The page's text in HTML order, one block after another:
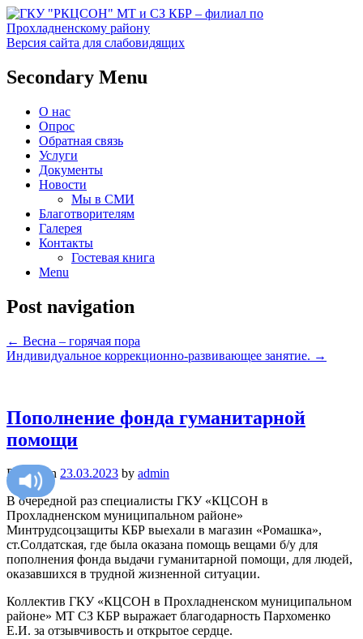
ГКУ "РКЦСОН" МТ и СЗ
КБР – филиал по
Прохладненскому району
Прохладненском районе
Версия сайта для слабовидящих
Secondary Menu
О нас
Опрос
Обратная связь
Услуги
Документы
Новости
Мы в СМИ
Благотворителям
Галерея
Контакты
Гостевая книга
Menu
Post navigation
← Весна – горячая пора
Индивидуальное коррекционно-развивающее занятие. →
Пополнение фонда гуманитарной
помощи
Posted on 23.03.2023 by admin
В очередной раз специалисты ГКУ «КЦСОН в
Прохладненском муниципальном районе»
Минтрудсоцзащиты КБР выехали в магазин «Ромашка»,
ст.Солдатская, где была оказана помощь вещами б/у для
пополнения фонда выдачи гуманитарной помощи, для людей,
оказавшихся в трудной жизненной ситуации.
Коллектив ГКУ «КЦСОН в Прохладненском муниципальном
районе» МТ СЗ КБР выражает благодарность Пархоменко
Е.И. за отзывчивость и открытое сердце.